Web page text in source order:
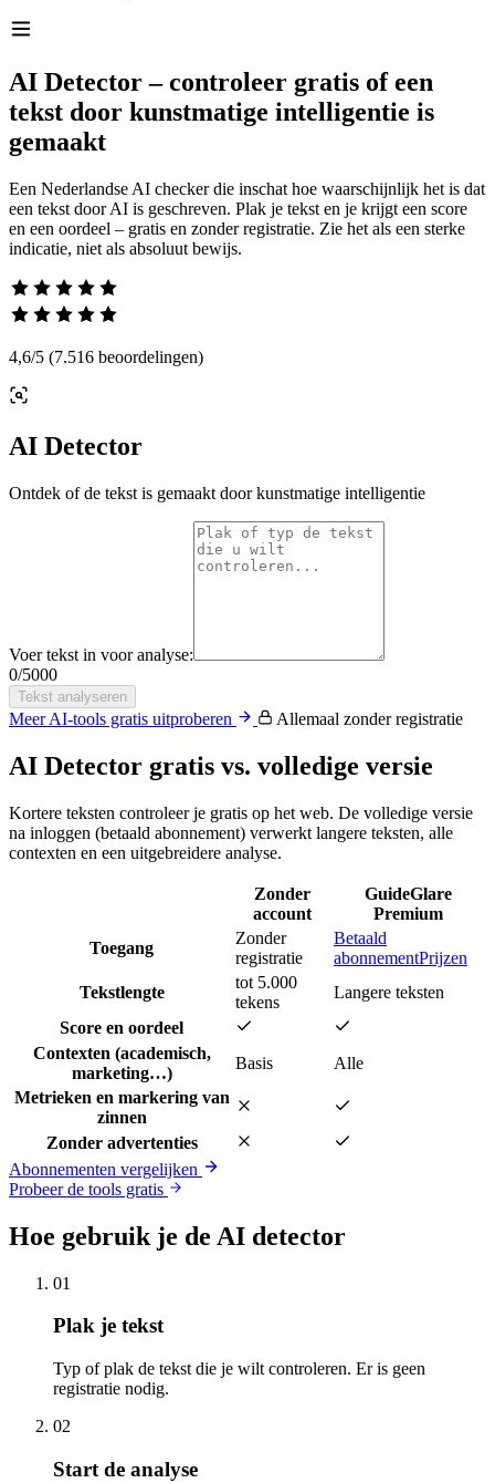
AI Detector – controleer gratis of een
tekst door kunstmatige intelligentie is
gemaakt
Een Nederlandse AI checker die inschat hoe waarschijnlijk het is dat
een tekst door AI is geschreven. Plak je tekst en je krijgt een score
en een oordeel – gratis en zonder registratie. Zie het als een sterke
indicatie, niet als absoluut bewijs.
4,6/5 (7.516 beoordelingen)
AI Detector
Ontdek of de tekst is gemaakt door kunstmatige intelligentie
Voer tekst in voor analyse:
0/5000
Tekst analyseren
Meer AI-tools gratis uitproberen Allemaal zonder registratie
AI Detector gratis vs. volledige versie
Kortere teksten controleer je gratis op het web. De volledige versie
na inloggen (betaald abonnement) verwerkt langere teksten, alle
contexten en een uitgebreidere analyse.
Zonder
account
GuideGlare
Premium
Toegang
Zonder
registratie
Betaald
abonnementPrijzen
Tekstlengte
tot 5.000
tekens
Langere teksten
Score en oordeel
Contexten (academisch,
marketing…)
Basis
Alle
Metrieken en markering van
zinnen
Zonder advertenties
Abonnementen vergelijken
Probeer de tools gratis
Hoe gebruik je de AI detector
01
Plak je tekst
Typ of plak de tekst die je wilt controleren. Er is geen
registratie nodig.
02
Start de analyse